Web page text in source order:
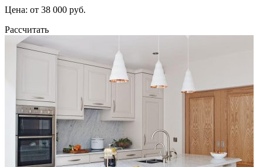
Цена: от 38 000 руб.
Рассчитать